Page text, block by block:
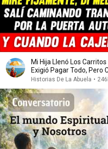
Mi Hija Llenó Los
Exigió Pagar Todo, Pero
Historias De La Abuela •